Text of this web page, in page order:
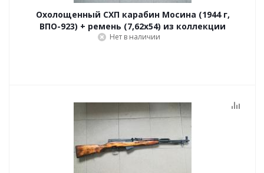
Охолощенный СХП карабин Мосина (1944 г,
ВПО-923) + ремень (7,62x54) из коллекции
Нет в наличии